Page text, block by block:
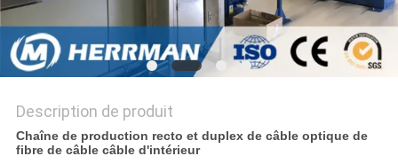
Description de produit
Chaîne de production recto et duplex de câble optique de
fibre de câble câble d'intérieur